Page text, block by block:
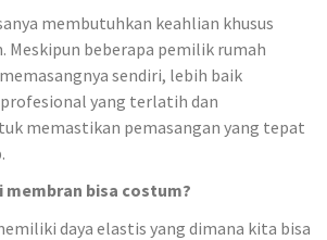
membutuhkan keahlian khusus
Meskipun beberapa pemilik rumah
sendiri, lebih baik
yang terlatih dan
memastikan pemasangan yang tepat
membran bisa costum?
daya elastis yang dimana kita bisa